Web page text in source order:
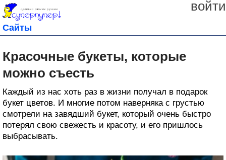
войти
Сайты
Красочные букеты, которые
можно съесть
Каждый из нас хоть раз в жизни получал в подарок
букет цветов. И многие потом наверняка с грустью
смотрели на завядший букет, который очень быстро
потерял свою свежесть и красоту, и его пришлось
выбрасывать.